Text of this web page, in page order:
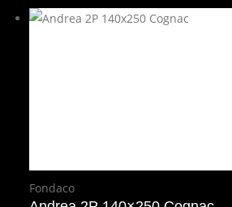
Fondaco